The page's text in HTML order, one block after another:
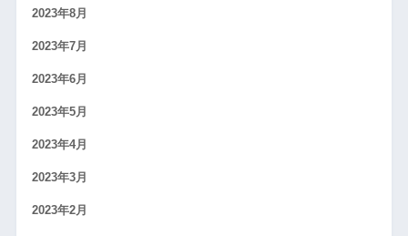
2023年8月
2023年7月
2023年6月
2023年5月
2023年4月
2023年3月
2023年2月